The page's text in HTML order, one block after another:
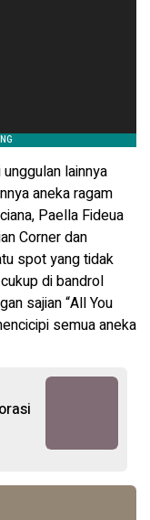
lainnya
aneka ragam
Paella Fideua
Corner dan
spot yang tidak
di bandrol
sajian “All You
semua aneka